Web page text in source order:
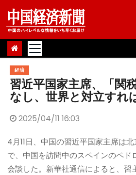
Skip
content
経済
習近平国家主席、「関
なし、世界と対立すれ
2025/04/11 16:03
4月11日、中国の習近平国家主席は
で、中国を訪問中のスペインのペド
会談した。新華社通信によると、習